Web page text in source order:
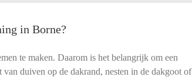
in Borne?
te maken. Daarom is het belangrijk om een
duiven op de dakrand, nesten in de dakgoot of